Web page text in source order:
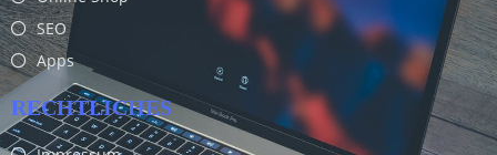
SEO
Apps
RECHTLICHES